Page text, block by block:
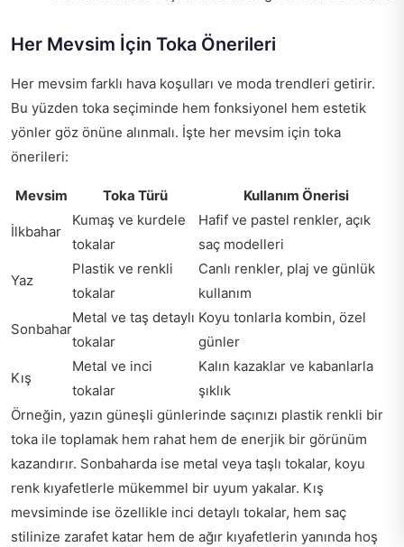
Her Mevsim İçin Toka Önerileri
Her mevsim farklı hava koşulları ve moda trendleri getirir.
Bu yüzden toka seçiminde hem fonksiyonel hem estetik
yönler göz önüne alınmalı. İşte her mevsim için toka
önerileri:
Mevsim Toka Türü Kullanım Önerisi
İlkbahar
Kumaş ve kurdele
tokalar
Hafif ve pastel renkler, açık
saç modelleri
Yaz
Plastik ve renkli
tokalar
Canlı renkler, plaj ve günlük
kullanım
Sonbahar
Metal ve taş detaylı
tokalar
Koyu tonlarla kombin, özel
günler
Kış
Metal ve inci
tokalar
Kalın kazaklar ve kabanlarla
şıklık
Örneğin, yazın güneşli günlerinde saçınızı plastik renkli bir
toka ile toplamak hem rahat hem de enerjik bir görünüm
kazandırır. Sonbaharda ise metal veya taşlı tokalar, koyu
renk kıyafetlerle mükemmel bir uyum yakalar. Kış
mevsiminde ise özellikle inci detaylı tokalar, hem saç
stilinize zarafet katar hem de ağır kıyafetlerin yanında hoş